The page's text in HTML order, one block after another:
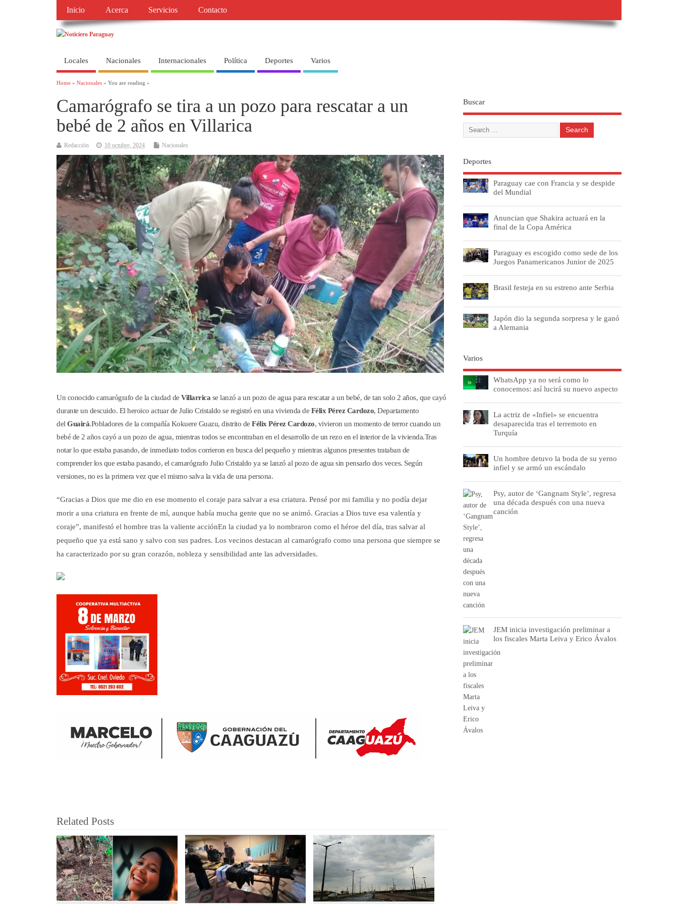
Inicio Acerca Servicios Contacto
Locales Nacionales Internacionales Política Deportes Varios
Home » Nacionales » You are reading »
Camarógrafo se tira a un pozo para rescatar a un
bebé de 2 años en Villarica
Redacción 10 octubre, 2024 Nacionales
Un conocido camarógrafo de la ciudad de Villarricase lanzó a un pozo de agua para rescatar a un bebé, de tan solo 2 años, que cayó
durante un descuido. El heroico actuar de Julio Cristaldo se registró en una vivienda de Félix Pérez Cardozo, Departamento
delGuairá.Pobladores de la compañía Kokuere Guazu, distrito de Félix Pérez Cardozo, vivieron un momento de terror cuando un
bebé de 2 años cayó a un pozo de agua, mientras todos se encontraban en el desarrollo de un rezo en el interior de la vivienda.Tras
notar lo que estaba pasando, de inmediato todos corrieron en busca del pequeño y mientras algunos presentes trataban de
comprender los que estaba pasando, el camarógrafo Julio Cristaldo ya se lanzó al pozo de agua sin pensarlo dos veces. Según
versiones, no es la primera vez que el mismo salva la vida de una persona.
“Gracias a Dios que me dio en ese momento el coraje para salvar a esa criatura. Pensé por mi familia y no podía dejar
morir a una criatura en frente de mí, aunque había mucha gente que no se animó. Gracias a Dios tuve esa valentía y
coraje”, manifestó el hombre tras la valiente acciónEn la ciudad ya lo nombraron como el héroe del día, tras salvar al
pequeño que ya está sano y salvo con sus padres. Los vecinos destacan al camarógrafo como una persona que siempre se
ha caracterizado por su gran corazón, nobleza y sensibilidad ante las adversidades.
Related Posts
Buscar
Deportes
Paraguay cae con Francia y se despide
del Mundial
Anuncian que Shakira actuará en la
final de la Copa América
Paraguay es escogido como sede de los
Juegos Panamericanos Junior de 2025
Brasil festeja en su estreno ante Serbia
Japón dio la segunda sorpresa y le ganó
a Alemania
Varios
WhatsApp ya no será como lo
conocemos: así lucirá su nuevo aspecto
La actriz de «Infiel» se encuentra
desaparecida tras el terremoto en
Turquía
Un hombre detuvo la boda de su yerno
infiel y se armó un escándalo
Psy, autor de ‘Gangnam Style’, regresa
una década después con una nueva
canción
JEM inicia investigación preliminar a
los fiscales Marta Leiva y Erico Ávalos